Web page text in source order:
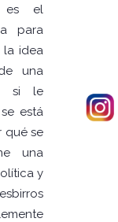
es el
para
la idea
una
si le
está
qué se
una
y